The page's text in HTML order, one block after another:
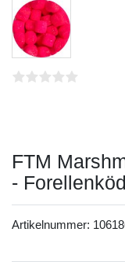
FTM
-
Artikelnummer: